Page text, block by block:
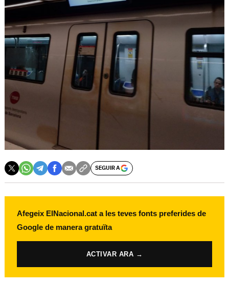
SEGUIR A
Afegeix ElNacional.cat a les teves fonts preferides de
Google de manera gratuïta
ACTIVAR ARA →